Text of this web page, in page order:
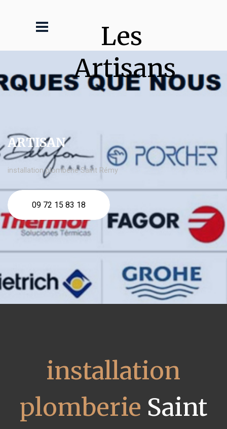
Les
Artisans
ARTISAN
installation plomberie Saint Rémy
09 72 15 83 18
installation
plomberie Saint